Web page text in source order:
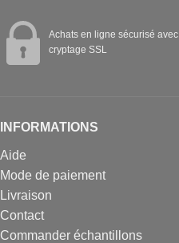
Achats en ligne sécurisé avec
cryptage SSL
INFORMATIONS
Aide
Mode de paiement
Livraison
Contact
Commander échantillons